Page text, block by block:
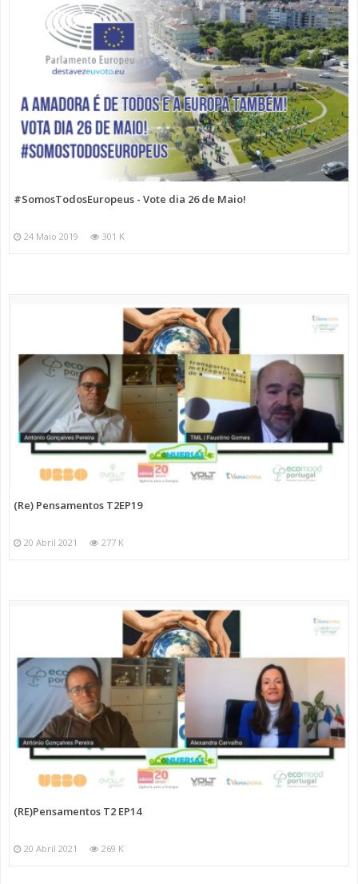
#SomosTodosEuropeus - Vote dia 26 de Maio!
24 Maio 2019 301 K
(Re) Pensamentos T2EP19
20 Abril 2021 277 K
(RE)Pensamentos T2 EP14
20 Abril 2021 269 K